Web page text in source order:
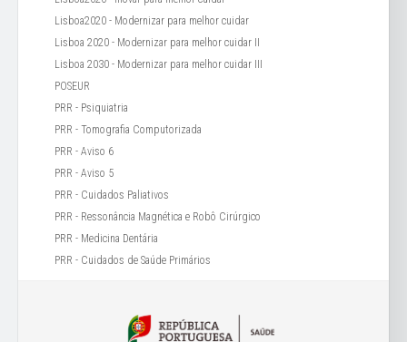
Lisboa2020 - Modernizar para melhor cuidar
Lisboa 2020 - Modernizar para melhor cuidar II
Lisboa 2030 - Modernizar para melhor cuidar III
POSEUR
PRR - Psiquiatria
PRR - Tomografia Computorizada
PRR - Aviso 6
PRR - Aviso 5
PRR - Cuidados Paliativos
PRR - Ressonância Magnética e Robô Cirúrgico
PRR - Medicina Dentária
PRR - Cuidados de Saúde Primários